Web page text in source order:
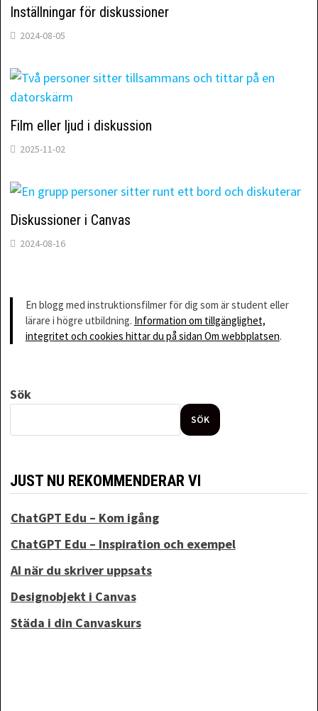
Inställningar för diskussioner
2024-08-05
Film eller ljud i diskussion
2025-11-02
Diskussioner i Canvas
2024-08-16
En blogg med instruktionsfilmer för dig som är student eller
lärare i högre utbildning. Information om tillgänglighet,
integritet och cookies hittar du på sidan Om webbplatsen.
Sök
SÖK
JUST NU REKOMMENDERAR VI
ChatGPT Edu – Kom igång
ChatGPT Edu – Inspiration och exempel
AI när du skriver uppsats
Designobjekt i Canvas
Städa i din Canvaskurs